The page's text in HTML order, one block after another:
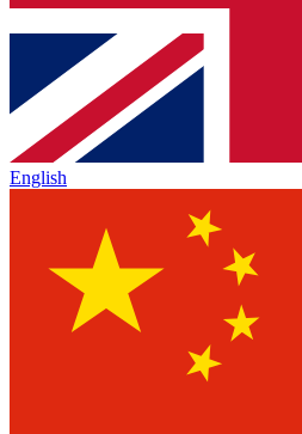
English